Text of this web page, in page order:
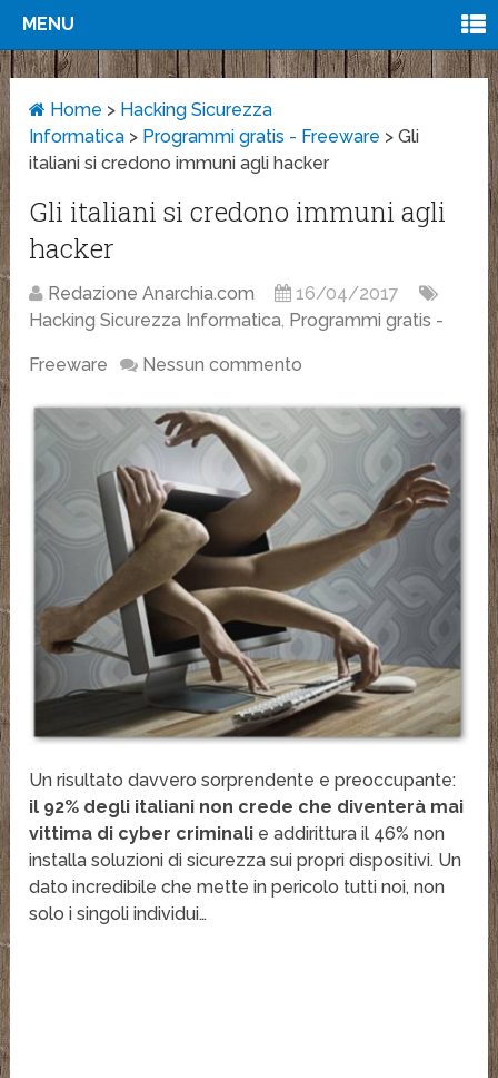
MENU
Home > Hacking Sicurezza
Informatica > Programmi gratis - Freeware >Gli
italiani si credono immuni agli hacker
Gli italiani si credono immuni agli
hacker
Redazione Anarchia.com
16/04/2017
Hacking Sicurezza Informatica, Programmi gratis -
Freeware Nessun commento
Un risultato davvero sorprendente e preoccupante:
il 92% degli italiani non crede che diventerà mai
vittima di cyber criminali e addirittura il 46% non
installa soluzioni di sicurezza sui propri dispositivi. Un
dato incredibile che mette in pericolo tutti noi, non
solo i singoli individui…